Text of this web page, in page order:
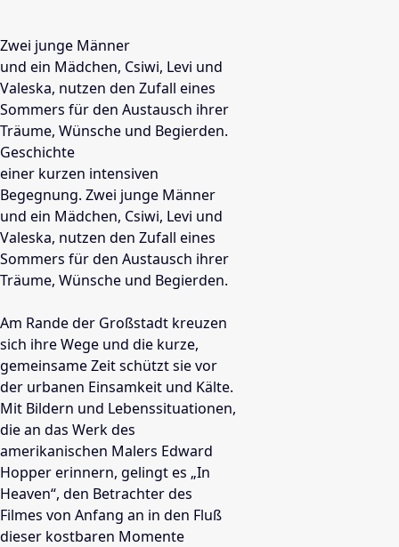
Zwei junge Männer
und ein Mädchen, Csiwi, Levi und
Valeska, nutzen den Zufall eines
Sommers für den Austausch ihrer
Träume, Wünsche und Begierden.
Geschichte
einer kurzen intensiven
Begegnung. Zwei junge Männer
und ein Mädchen, Csiwi, Levi und
Valeska, nutzen den Zufall eines
Sommers für den Austausch ihrer
Träume, Wünsche und Begierden.
Am Rande der Großstadt kreuzen
sich ihre Wege und die kurze,
gemeinsame Zeit schützt sie vor
der urbanen Einsamkeit und Kälte.
Mit Bildern und Lebenssituationen,
die an das Werk des
amerikanischen Malers Edward
Hopper erinnern, gelingt es „In
Heaven“, den Betrachter des
Filmes von Anfang an in den Fluß
dieser kostbaren Momente